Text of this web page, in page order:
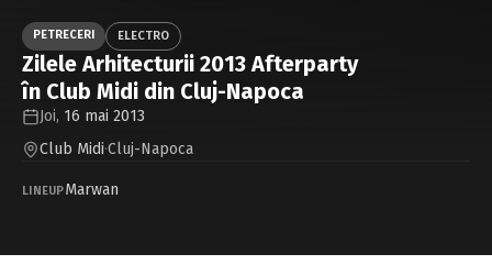
Caută în site...
PETRECERI ELECTRO
Zilele Arhitecturii 2013 Afterparty
în Club Midi din Cluj-Napoca
Joi, 16 mai 2013
Club Midi·Cluj-Napoca
LINEUPMarwan